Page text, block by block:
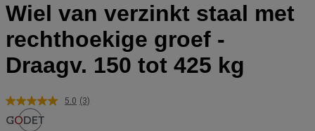
Wiel van verzinkt staal met
rechthoekige groef -
Draagv. 150 tot 425 kg
5.0 Lees
(3)